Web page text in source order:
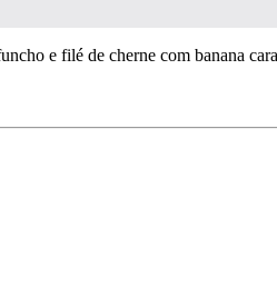
e filé de cherne com banana